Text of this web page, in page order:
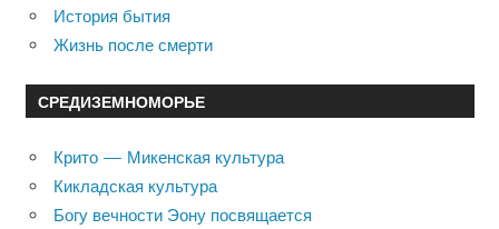
История бытия
Жизнь после смерти
СРЕДИЗЕМНОМОРЬЕ
Крито — Микенская культура
Кикладская культура
Богу вечности Эону посвящается